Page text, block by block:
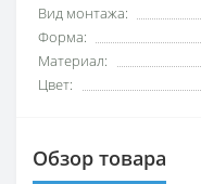
Вид монтажа:
Форма:
Материал:
Цвет:
Обзор товара